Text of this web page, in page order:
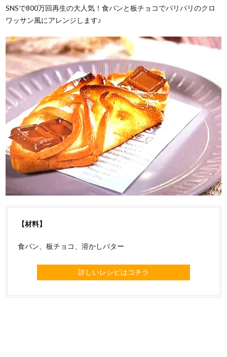
SNSで800万回再生の大人気！食パンと板チョコでパリパリのクロ
ワッサン風にアレンジします♪
【材料】
食パン、板チョコ、溶かしバター
詳しいレシピはコチラ